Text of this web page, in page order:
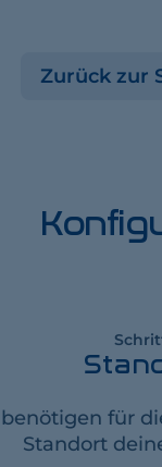
Zurück zur
für
Standort